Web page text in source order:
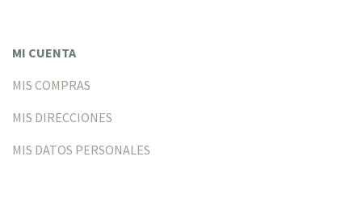
MI CUENTA
MIS COMPRAS
MIS DIRECCIONES
MIS DATOS PERSONALES